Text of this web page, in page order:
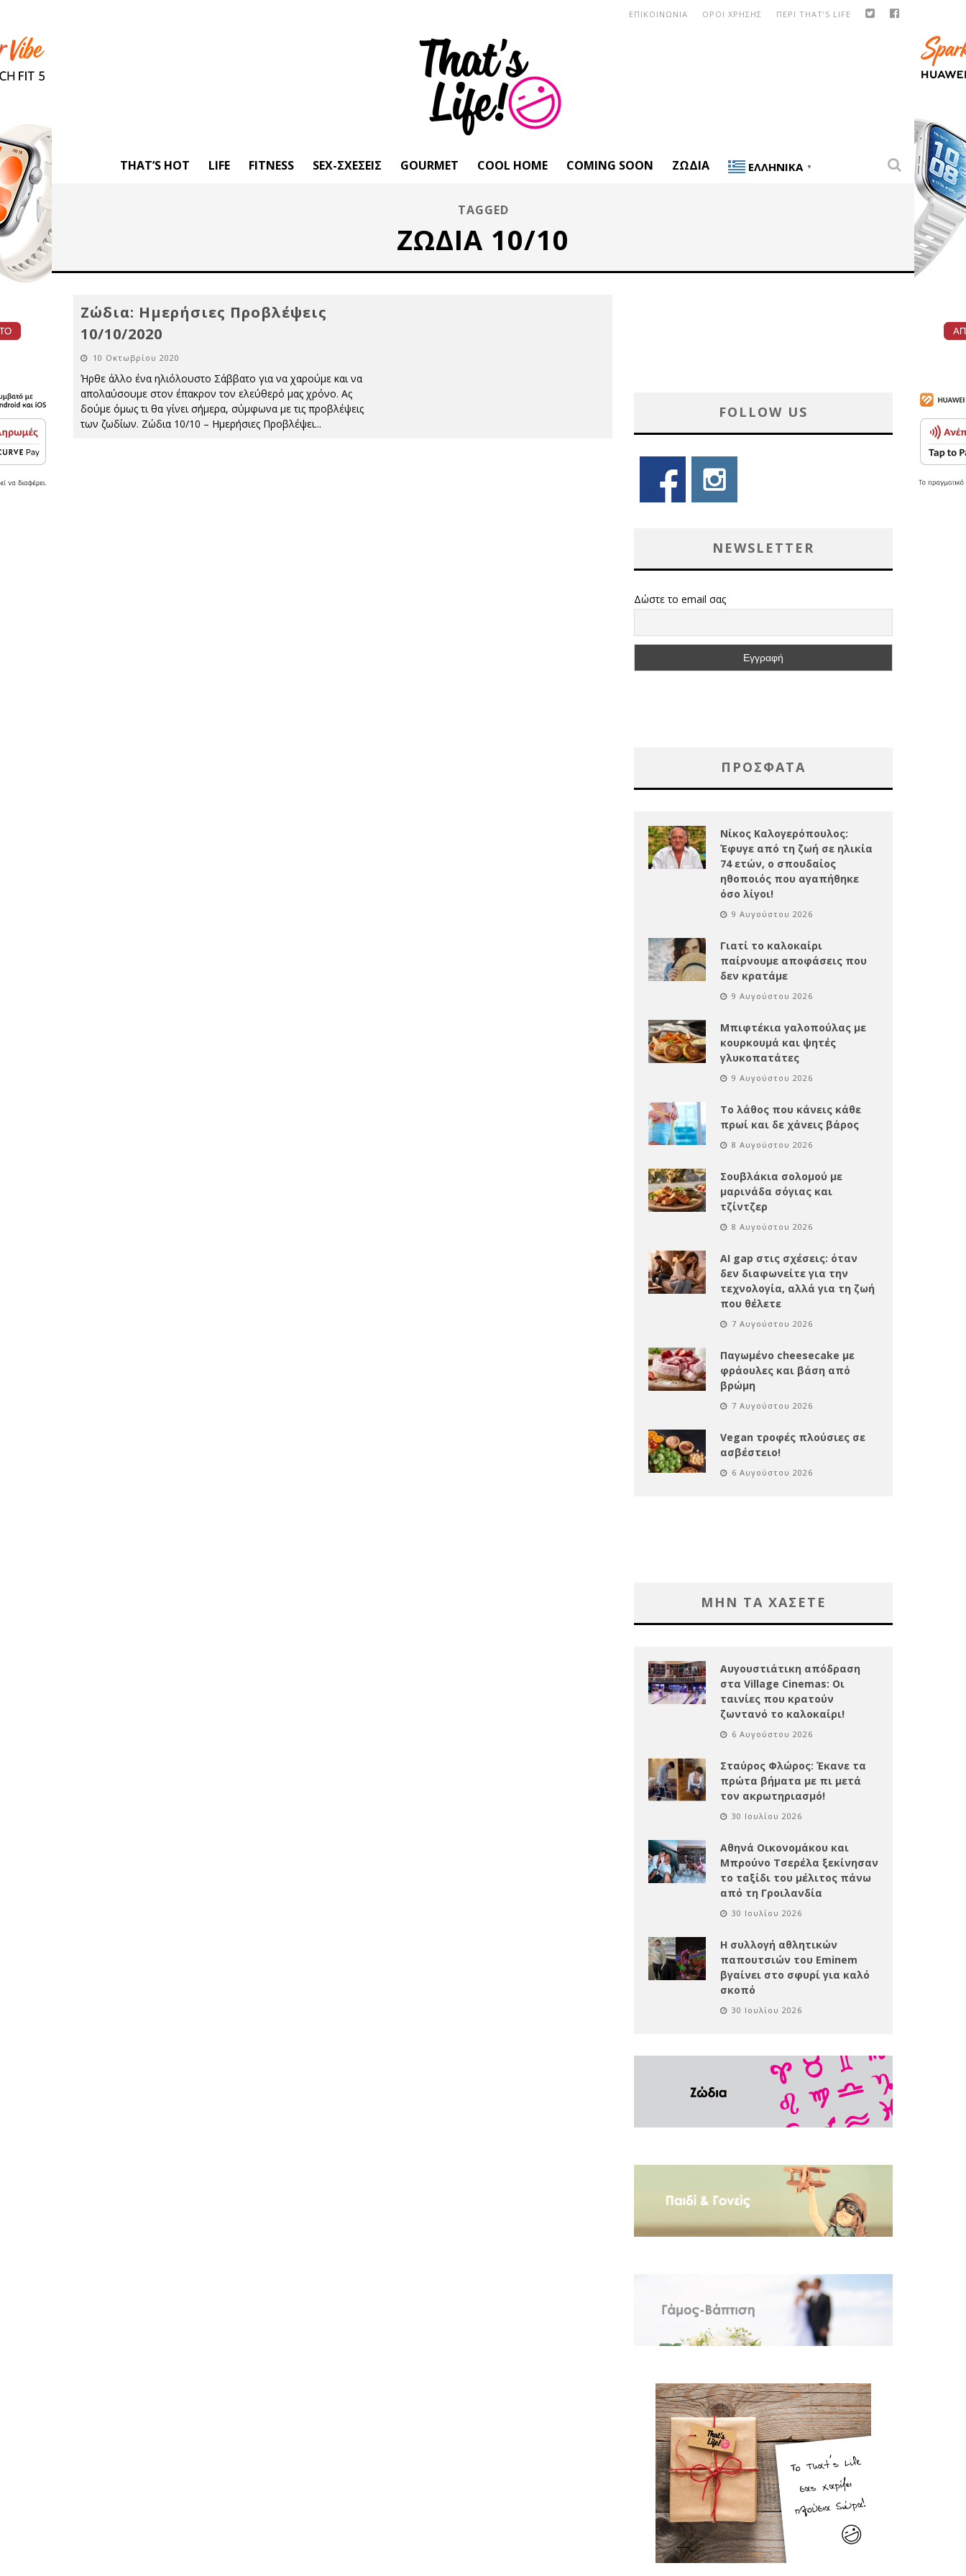
ΠΕΡΙ THAT’S LIFE
ΟΡΟΙ ΧΡΗΣΗΣ
ΕΠΙΚΟΙΝΩΝΙΑ
THAT’S HOT LIFE FITNESS SEX-ΣΧΈΣΕΙΣ GOURMET COOL HOME COMING SOON ΖΏΔΙΑ ΕΛΛΗΝΙΚΆ ▼
TAGGED
ΖΩΔΙΑ 10/10
Ζώδια: Ημερήσιες Προβλέψεις
10/10/2020
10 Οκτωβρίου 2020
Ήρθε άλλο ένα ηλιόλουστο Σάββατο για να χαρούμε και να
απολαύσουμε στον έπακρον τον ελεύθερό μας χρόνο. Ας
δούμε όμως τι θα γίνει σήμερα, σύμφωνα με τις προβλέψεις
των ζωδίων. Ζώδια 10/10 – Ημερήσιες Προβλέψει...
FOLLOW US
NEWSLETTER
Δώστε το email σας
ΠΡΌΣΦΑΤΑ
Νίκος Καλογερόπουλος:
Έφυγε από τη ζωή σε ηλικία
74 ετών, ο σπουδαίος
ηθοποιός που αγαπήθηκε
όσο λίγοι!
9 Αυγούστου 2026
Γιατί το καλοκαίρι
παίρνουμε αποφάσεις που
δεν κρατάμε
9 Αυγούστου 2026
Μπιφτέκια γαλοπούλας με
κουρκουμά και ψητές
γλυκοπατάτες
9 Αυγούστου 2026
Το λάθος που κάνεις κάθε
πρωί και δε χάνεις βάρος
8 Αυγούστου 2026
Σουβλάκια σολομού με
μαρινάδα σόγιας και
τζίντζερ
8 Αυγούστου 2026
AI gap στις σχέσεις: όταν
δεν διαφωνείτε για την
τεχνολογία, αλλά για τη ζωή
που θέλετε
7 Αυγούστου 2026
Παγωμένο cheesecake με
φράουλες και βάση από
βρώμη
7 Αυγούστου 2026
Vegan τροφές πλούσιες σε
ασβέστειο!
6 Αυγούστου 2026
ΜΗΝ ΤΑ ΧΑΣΕΤΕ
Αυγουστιάτικη απόδραση
στα Village Cinemas: Οι
ταινίες που κρατούν
ζωντανό το καλοκαίρι!
6 Αυγούστου 2026
Σταύρος Φλώρος: Έκανε τα
πρώτα βήματα με πι μετά
τον ακρωτηριασμό!
30 Ιουλίου 2026
Αθηνά Οικονομάκου και
Μπρούνο Τσερέλα ξεκίνησαν
το ταξίδι του μέλιτος πάνω
από τη Γροιλανδία
30 Ιουλίου 2026
Η συλλογή αθλητικών
παπουτσιών του Eminem
βγαίνει στο σφυρί για καλό
σκοπό
30 Ιουλίου 2026